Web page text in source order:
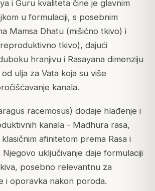
i Guru kvaliteta čine je glavnim
u formulaciji, s posebnim
Mamsa Dhatu (mišićno tkivo) i
tkivo), dajući
hranjivu i Rasayana dimenziju
ulja za Vata koja su više
kanala.
racemosus) dodaje hlađenje i
kanala - Madhura rasa,
afinitetom prema Rasa i
Njegovo uključivanje daje formulaciji
posebno relevantnu za
i oporavka nakon poroda.